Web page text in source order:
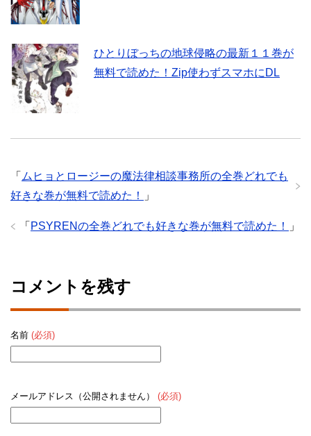
ひとりぼっちの地球侵略の最新１１巻が
無料で読めた！Zip使わずスマホにDL
「 ムヒョとロージーの魔法律相談事務所の全巻どれでも
好きな巻が無料で読めた！
」
「 PSYRENの全巻どれでも好きな巻が無料で読めた！ 」
コメントを残す
名前 (必須)
メールアドレス（公開されません） (必須)